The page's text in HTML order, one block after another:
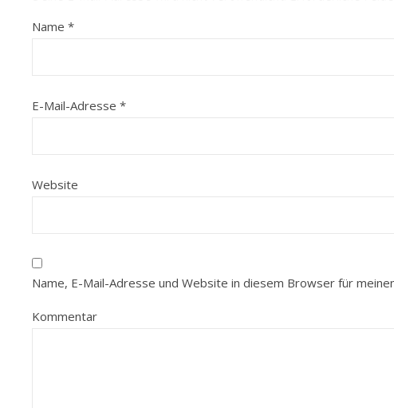
Name *
E-Mail-Adresse *
Website
Name, E-Mail-Adresse und Website in diesem Browser für
Kommentar